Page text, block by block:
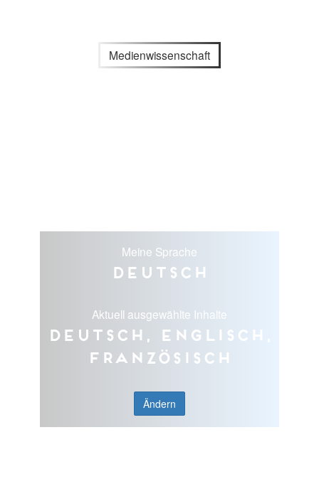
Medienwissenschaft
Meine Sprache
Deutsch
Aktuell ausgewählte Inhalte
Deutsch, Englisch,
Französisch
Ändern